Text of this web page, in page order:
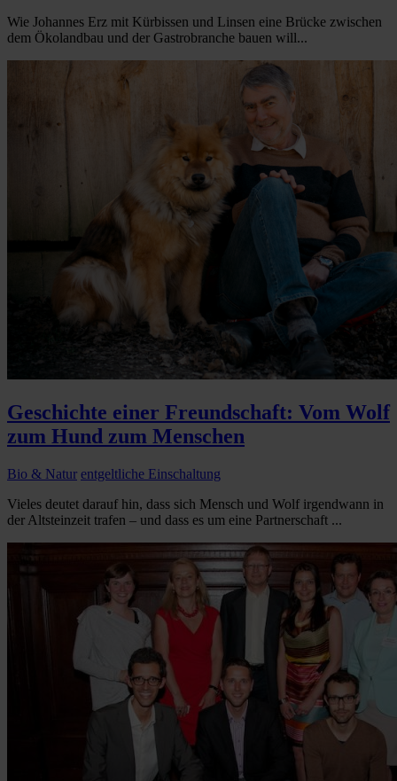
Wie Johannes Erz mit Kürbissen und Linsen eine Brücke zwischen
dem Ökolandbau und der Gastrobranche bauen will...
Geschichte einer Freundschaft: Vom Wolf
zum Hund zum Menschen
Bio & Natur entgeltliche Einschaltung
Vieles deutet darauf hin, dass sich Mensch und Wolf irgendwann in
der Altsteinzeit trafen – und dass es um eine Partnerschaft ...